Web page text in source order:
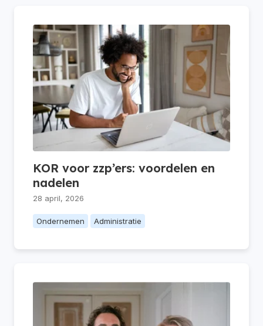
KOR voor zzp’ers: voordelen en
nadelen
28 april, 2026
Ondernemen Administratie